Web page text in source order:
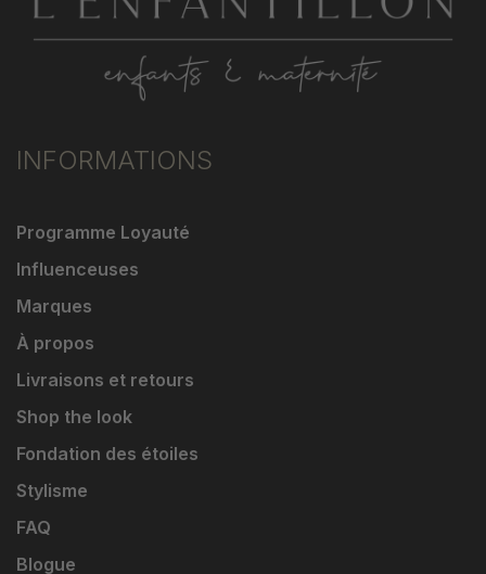
INFORMATIONS
Programme Loyauté
Influenceuses
Marques
À propos
Livraisons et retours
Shop the look
Fondation des étoiles
Stylisme
FAQ
Blogue